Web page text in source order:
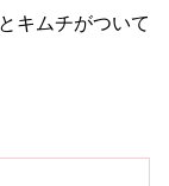
キムチがついて